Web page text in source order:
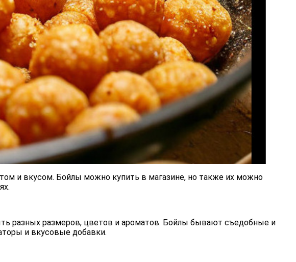
и вкусом. Бойлы можно купить в магазине, но также их можно
разных размеров, цветов и ароматов. Бойлы бывают съедобные и
и вкусовые добавки.